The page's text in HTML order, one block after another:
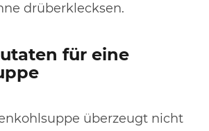
drüberklecksen.
für eine
überzeugt nicht